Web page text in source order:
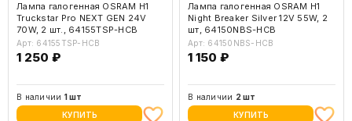
Лампа галогенная OSRAM H1
Truckstar Pro NEXT GEN 24V
70W, 2 шт., 64155TSP-HCB
Арт: 64155TSP-HCB
1 250 ₽
В наличии 1 шт
КУПИТЬ
Лампа галогенная OSRAM H1
Night Breaker Silver 12V 55W, 2
шт, 64150NBS-HCB
Арт: 64150NBS-HCB
1 150 ₽
В наличии 2 шт
КУПИТЬ